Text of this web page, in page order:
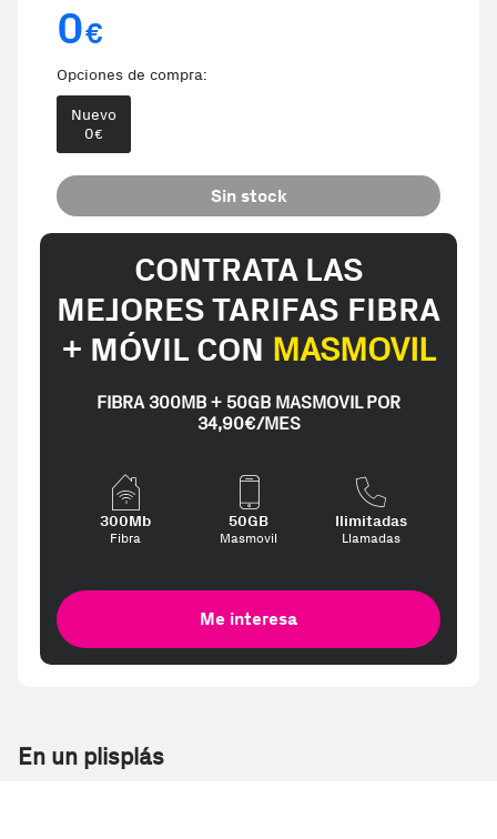
0€
Opciones de compra:
Nuevo
0€
Sin stock
CONTRATA LAS
MEJORES TARIFAS FIBRA
+ MÓVIL CON MASMOVIL
FIBRA 300MB + 50GB MASMOVIL POR
34,90€/MES
300Mb
Fibra
50GB
Masmovil
Ilimitadas
Llamadas
Me interesa
En un plisplás